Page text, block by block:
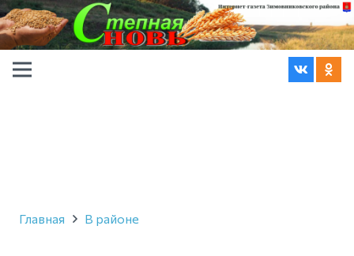
Главная В районе